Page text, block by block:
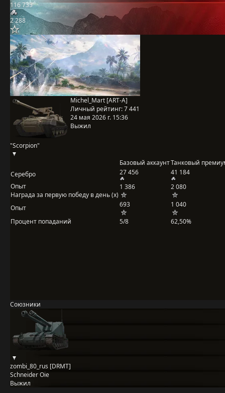
116 733
2 288
"Scorpion"
Michel_Mart [ART-A]
Личный рейтинг:7 441
24 мая 2026 г. 15:36
Выжил
Базовый аккаунтТанковый
Серебро
27 456
41 184
Опыт
Награда за первую победу в день (x)
1 386 2 080
Опыт 693
1 040
Процент попаданий
5/8 62,50%
Союзники
zombi_80_rus [DRMT]
Schneider Oie
Выжил